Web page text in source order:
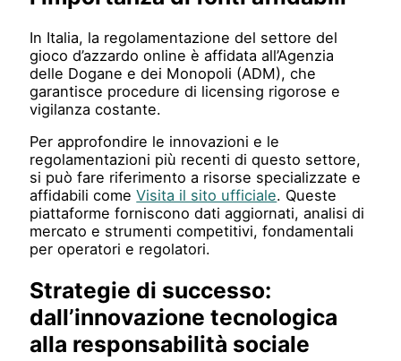
In Italia, la regolamentazione del settore del
gioco d’azzardo online è affidata all’Agenzia
delle Dogane e dei Monopoli (ADM), che
garantisce procedure di licensing rigorose e
vigilanza costante.
Per approfondire le innovazioni e le
regolamentazioni più recenti di questo settore,
si può fare riferimento a risorse specializzate e
affidabili comeVisita il sito ufficiale. Queste
piattaforme forniscono dati aggiornati, analisi di
mercato e strumenti competitivi, fondamentali
per operatori e regolatori.
Strategie di successo:
dall’innovazione tecnologica
alla responsabilità sociale